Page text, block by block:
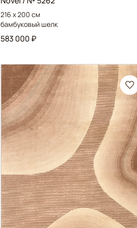
216 x 200 см
бамбуковый шелк
583 000 ₽